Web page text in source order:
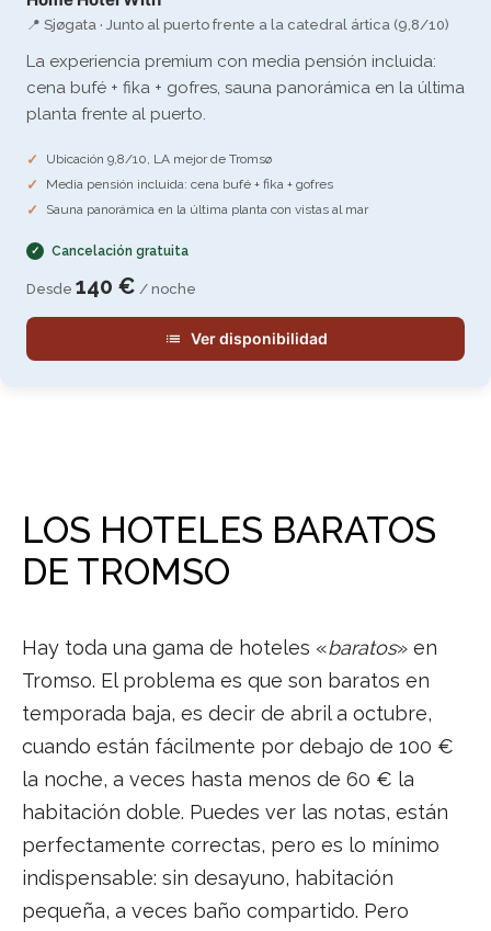
📍 Sjøgata · Junto al puerto frente a la catedral ártica (9,8/10)
La experiencia premium con media pensión incluida:
cena bufé + fika + gofres, sauna panorámica en la última
planta frente al puerto.
Ubicación 9,8/10, LA mejor de Tromsø
Media pensión incluida: cena bufé + fika + gofres
Sauna panorámica en la última planta con vistas al mar
Cancelación gratuita
Desde 140 € / noche
Ver disponibilidad
LOS HOTELES BARATOS
DE TROMSO
Hay toda una gama de hoteles «baratos» en
Tromso. El problema es que son baratos en
temporada baja, es decir de abril a octubre,
cuando están fácilmente por debajo de 100 €
la noche, a veces hasta menos de 60 € la
habitación doble. Puedes ver las notas, están
perfectamente correctas, pero es lo mínimo
indispensable: sin desayuno, habitación
pequeña, a veces baño compartido. Pero